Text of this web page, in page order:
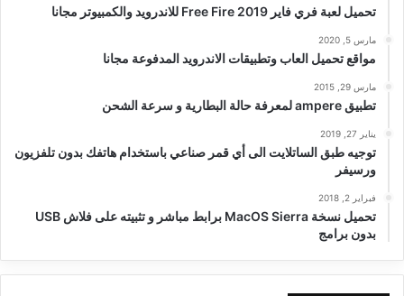
تحميل لعبة فري فاير Free Fire 2019 للاندرويد والكمبيوتر مجانا
مارس 5, 2020
مواقع تحميل العاب وتطبيقات الاندرويد المدفوعة مجانا
مارس 29, 2015
تطبيق ampere لمعرفة حالة البطارية و سرعة الشحن
يناير 27, 2019
توجيه طبق الساتلايت الى أي قمر صناعي باستخدام هاتفك بدون تلفزيون
ورسيفر
فبراير 2, 2018
تحميل نسخة MacOS Sierra برابط مباشر و تثبيته على فلاش USB
بدون برامج